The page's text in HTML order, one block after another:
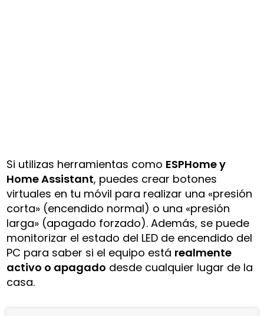
Si utilizas herramientas como ESPHome y
Home Assistant, puedes crear botones
virtuales en tu móvil para realizar una «presión
corta» (encendido normal) o una «presión
larga» (apagado forzado). Además, se puede
monitorizar el estado del LED de encendido del
PC para saber si el equipo está realmente
activo o apagado desde cualquier lugar de la
casa.